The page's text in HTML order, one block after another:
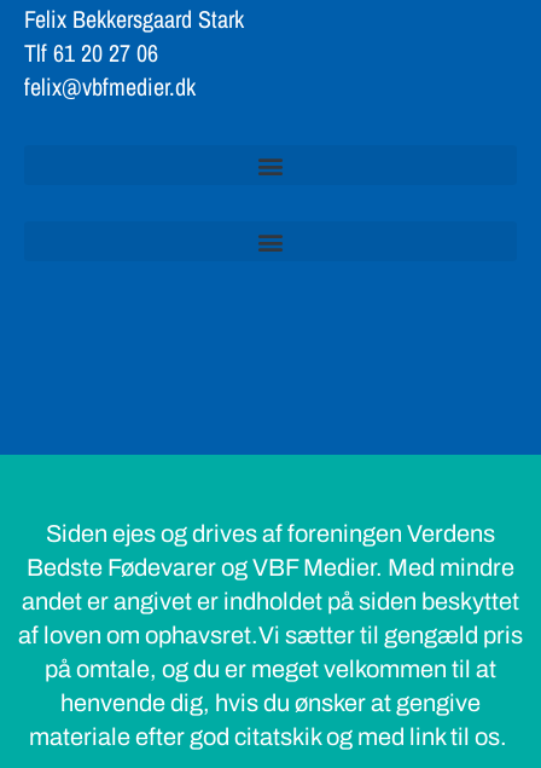
Felix Bekkersgaard Stark
Tlf 61 20 27 06
felix@vbfmedier.dk
Siden ejes og drives af foreningen Verdens
Bedste Fødevarer og VBF Medier. Med mindre
andet er angivet er indholdet på siden beskyttet
af loven om ophavsret.Vi sætter til gengæld pris
på omtale, og du er meget velkommen til at
henvende dig, hvis du ønsker at gengive
materiale efter god citatskik og med link til os.